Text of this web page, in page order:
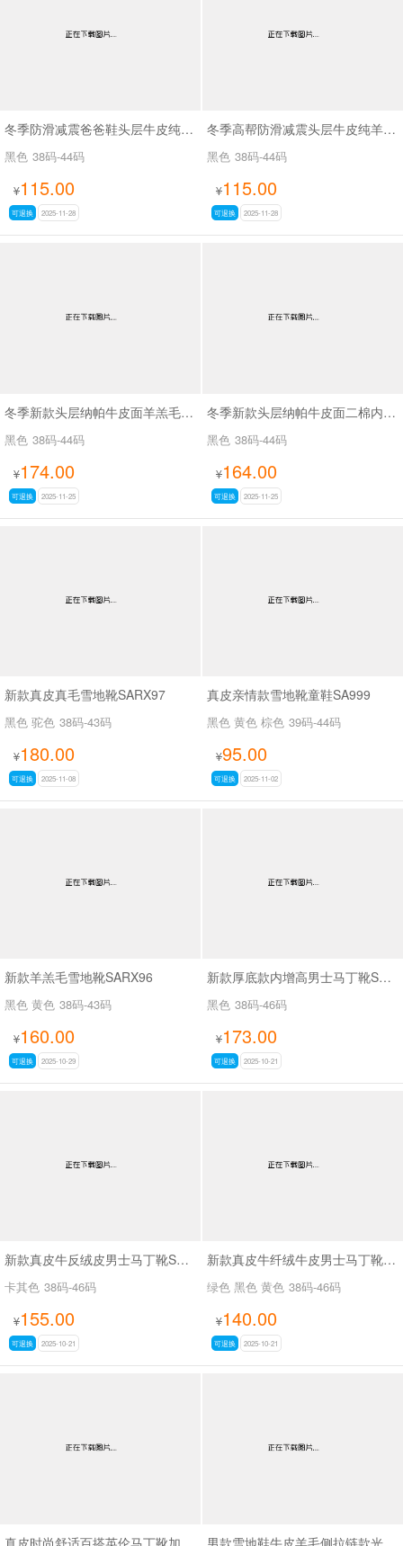
冬季防滑减震爸爸鞋头层牛皮纯羊毛保暖休闲皮鞋SA9058
黑色 38码-44码
¥115.00
可退换 2025-11-28
冬季高帮防滑减震头层牛皮纯羊毛加绒保暖男式棉鞋SA5616
黑色 38码-44码
¥115.00
可退换 2025-11-28
冬季新款头层纳帕牛皮面羊羔毛皮毛一体内里休闲马丁靴SA6608
黑色 38码-44码
¥174.00
可退换 2025-11-25
冬季新款头层纳帕牛皮面二棉内里休闲马丁靴SA111
黑色 38码-44码
¥164.00
可退换 2025-11-25
新款真皮真毛雪地靴SARX97
黑色 驼色 38码-43码
¥180.00
可退换 2025-11-08
真皮亲情款雪地靴童鞋SA999
黑色 黄色 棕色 39码-44码
¥95.00
可退换 2025-11-02
新款羊羔毛雪地靴SARX96
黑色 黄色 38码-43码
¥160.00
可退换 2025-10-29
新款厚底款内增高男士马丁靴SA23395
黑色 38码-46码
¥173.00
可退换 2025-10-21
新款真皮牛反绒皮男士马丁靴SA66638
卡其色 38码-46码
¥155.00
可退换 2025-10-21
新款真皮牛纤绒牛皮男士马丁靴SA97222
绿色 黑色 黄色 38码-46码
¥140.00
可退换 2025-10-21